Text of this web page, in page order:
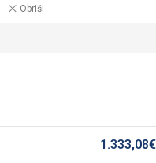
Obriši
1.333,08€